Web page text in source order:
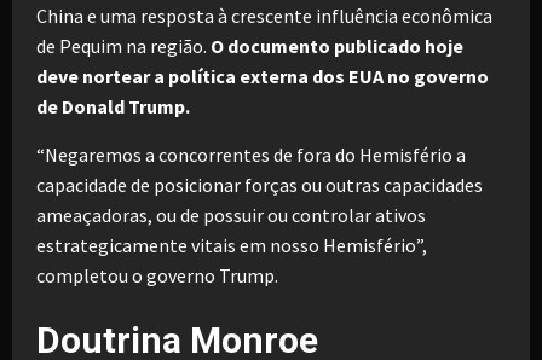
China e uma resposta à crescente influência econômica
de Pequim na região. O documento publicado hoje
deve nortear a política externa dos EUA no governo
de Donald Trump.
“Negaremos a concorrentes de fora do Hemisfério a
capacidade de posicionar forças ou outras capacidades
ameaçadoras, ou de possuir ou controlar ativos
estrategicamente vitais em nosso Hemisfério”,
completou o governo Trump.
Doutrina Monroe